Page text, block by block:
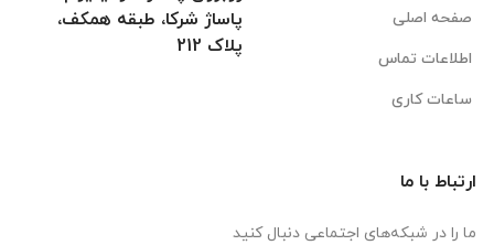
صفحه اصلی
اطلاعات تماس
ساعات کاری
پاساژ شرکا، طبقه همکف،
پلاک 212
ارتباط با ما
ما را در شبکه‌های اجتماعی دنبال کنید